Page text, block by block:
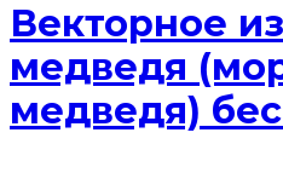
Векторное
медведя
медведя)